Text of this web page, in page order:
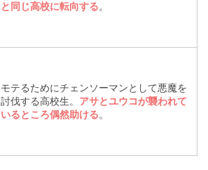
と同じ高校に転向する。
モテるためにチェンソーマンとして悪魔を
討伐する高校生。 アサとユウコが襲われて
いるところ偶然助ける。